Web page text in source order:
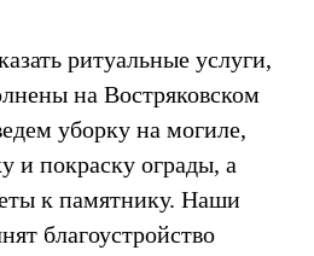
ритуальные услуги,
на Востряковском
уборку на могиле,
и покраску ограды, а
к памятнику. Наши
благоустройство